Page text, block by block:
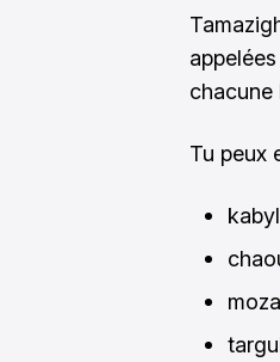
chacune
Tu peux